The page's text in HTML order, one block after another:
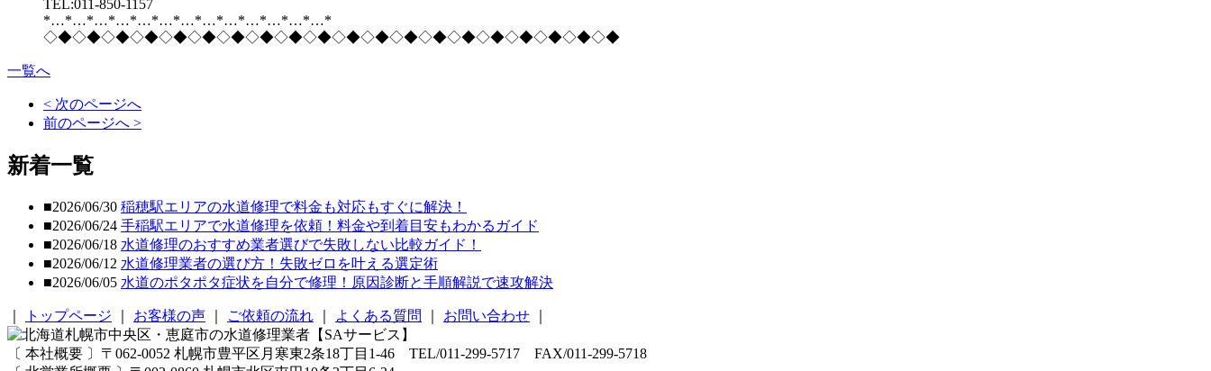
TEL:011-850-1157
*…*…*…*…*…*…*…*…*…*…*…*…*…*
◇◆◇◆◇◆◇◆◇◆◇◆◇◆◇◆◇◆◇◆◇◆◇◆◇◆◇◆◇◆◇◆◇◆◇◆◇◆◇◆
一覧へ
< 次のページへ
前のページへ >
新着一覧
■2026/06/30 稲穂駅エリアの水道修理で料金も対応もすぐに解決！
■2026/06/24 手稲駅エリアで水道修理を依頼！料金や到着目安もわかるガイド
■2026/06/18 水道修理のおすすめ業者選びで失敗しない比較ガイド！
■2026/06/12 水道修理業者の選び方！失敗ゼロを叶える選定術
■2026/06/05 水道のポタポタ症状を自分で修理！原因診断と手順解説で速攻解決
トップページ お客様の声 ご依頼の流れ よくある質問 お問い合わせ
〔 本社概要 〕〒062-0052 札幌市豊平区月寒東2条18丁目1-46 TEL/011-299-5717 FAX/011-299-5718